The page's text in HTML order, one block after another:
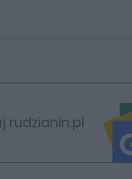
rudzianin.pl